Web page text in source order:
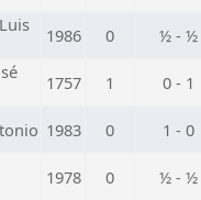
1986 0 ½ - ½
1757 1 0 - 1
1983 0 1 - 0
1978 0 ½ - ½